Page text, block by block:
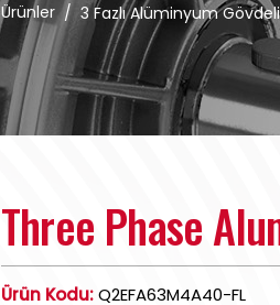
Ürünler/ 3 Fazlı Alüminyum
Three Phase
Ürün Kodu:Q2EFA63M4A40-FL